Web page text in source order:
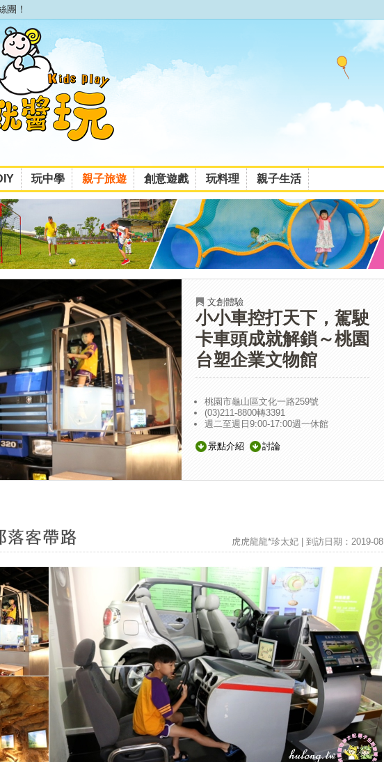
團！
玩中學 親子旅遊 創意遊戲 玩料理 親子生活
文創體驗
小小車控打天下，駕駛
卡車頭成就解鎖～桃園
台塑企業文物館
桃園市龜山區文化一路259號
(03)211-8800轉3391
週二至週日9:00-17:00週一休館
景點介紹 討論
虎虎龍龍*珍太妃 | 到訪日期：2019-08